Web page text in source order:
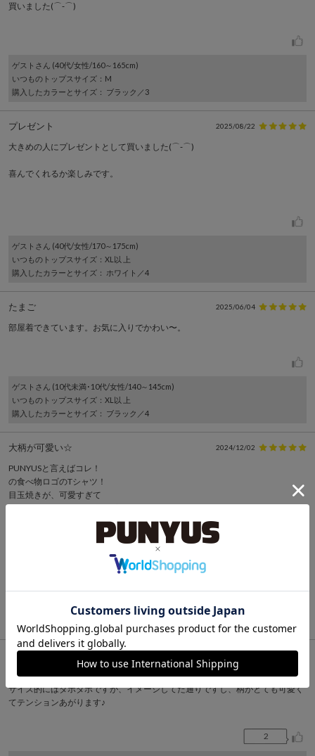
買いました(⌒‐⌒)
ゲスト さん (40代/女性/160～165cm)
いつものトップスサイズ ：M
購入したカラーとサイズ ： ブラック／3
プレゼント 2025/08/22
大きめの人にプレゼントとして買いました(⌒‐⌒)
喜んでくれるか楽しみです。
ゲスト さん (40代/女性/170～175cm)
いつものトップスサイズ ：XL以 上
購入したカラーとサイズ ： ホワイト／4
たまご 2025/06/04
部屋着できています。お気に入りでかわい〜。
ゲスト さん (10代未満･10代/女性/140～145cm)
いつものトップスサイズ ：XL以 上
購入したカラーとサイズ ： ブラック／4
大柄が可愛い☆ 2024/12/02
PUNYUSと言えばコレ！
の食べ物ロゴのTシャツ！
目玉焼きが、可愛すぎて
生地もしっかりしているので
よれにくく気に入ってます。
ゲストさん (30代/女性/160～165cm)
いつものトップスサイズ：XL以 上
可愛い！
サイズ4にしてミニワンピとして着用してます。
サイズ的にはダボダボですが、イメージしてた通りですし、柄がとても可愛く
てテンションあがります♪
2